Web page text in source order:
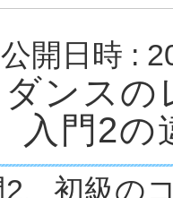
公開日時 :
ンス
入門2
2、初級の